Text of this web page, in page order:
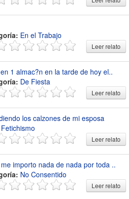
En el Trabajo
Leer relato
1 almac?n en la tarde de hoy el..
De Fiesta
Leer relato
los calzones de mi esposa
Fetichismo
Leer relato
importo nada de nada por toda ..
No Consentido
Leer relato